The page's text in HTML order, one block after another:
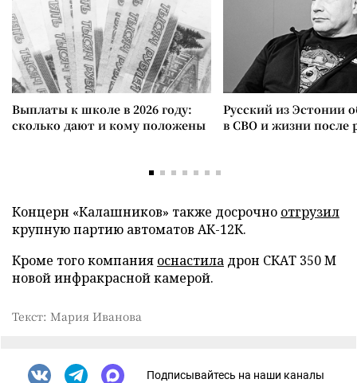
Выплаты к школе в 2026 году:
сколько дают и кому положены
Русский из Эстонии
в СВО и жизни после
Концерн «Калашников» также досрочно отгрузил
крупную партию автоматов АК-12К.
Кроме того компания оснастила дрон СКАТ 350 М
новой инфракрасной камерой.
Текст: Мария Иванова
Подписывайтесь на наши каналы